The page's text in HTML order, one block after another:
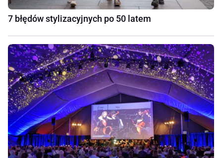
7 błędów stylizacyjnych po 50 latem